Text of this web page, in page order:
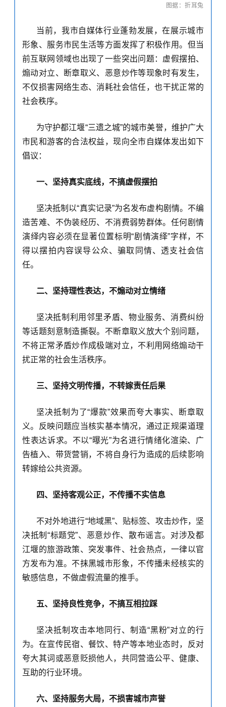
图据：折耳兔
当前，我市自媒体行业蓬勃发展，在展示城市
形象、服务市民生活等方面发挥了积极作用。但当
前互联网领域也出现了一些突出问题：虚假摆拍、
煽动对立、断章取义、恶意炒作等现象时有发生，
不仅损害网络生态、消耗社会信任，也干扰正常的
社会秩序。
为守护都江堰“三遗之城”的城市美誉，维护广大
市民和游客的合法权益，现向全市自媒体发出如下
倡议：
一、坚持真实底线，不搞虚假摆拍
坚决抵制以“真实记录”为名发布虚构剧情。不编
造苦难、不伪装经历、不消费弱势群体。任何剧情
演绎内容必须在显著位置标明“剧情演绎”字样，不
得以摆拍内容误导公众、骗取同情、透支社会信
任。
二、坚持理性表达，不煽动对立情绪
坚决抵制利用邻里矛盾、物业服务、消费纠纷
等话题刻意制造撕裂。不断章取义放大个别问题，
不将正常矛盾炒作成极端对立，不利用网络煽动干
扰正常的社会生活秩序。
三、坚持文明传播，不转嫁责任后果
坚决抵制为了“爆款”效果而夸大事实、断章取
义。反映问题应当核实基本情况，通过正规渠道理
性表达诉求。不以“曝光”为名进行情绪化渲染、广
告植入、带货营销，不将自身行为造成的后续影响
转嫁给公共资源。
四、坚持客观公正，不传播不实信息
不对外地进行“地域黑”、贴标签、攻击炒作， 坚
决抵制 “标题党”、恶意炒作、散布谣言。对涉及都
江堰的旅游政策、突发事件、社会热点，一律以官
方发布为准。不抹黑城市形象，不传播未经核实的
敏感信息，不做虚假流量的推手。
五、坚持良性竞争，不搞互相拉踩
坚决抵制攻击本地同行、制造“黑粉”对立的行
为。在宣传民宿、餐饮、特产等本地业态时，反对
夸大其词或恶意贬损他人，共同营造公平、健康、
互助的行业环境。
六、坚持服务大局，不损害城市声誉